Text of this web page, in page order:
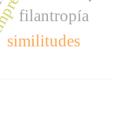
filantropía
similitudes